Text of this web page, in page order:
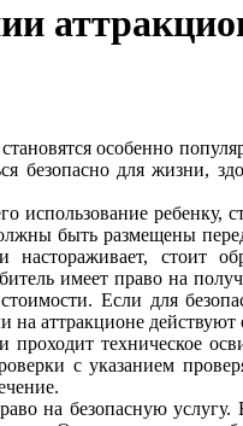
особенно
безопасно для жизни,
ребенку,
быть размещены
стоит
имеет право на
Если для
на аттракционе
проходит техническое
с указанием
на безопасную